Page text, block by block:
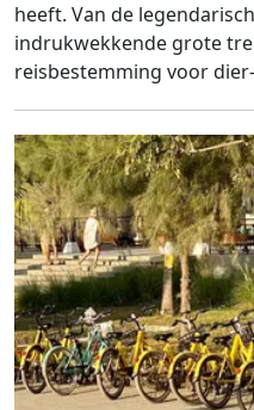
heeft. Van de
indrukwekkende grote
reisbestemming voor